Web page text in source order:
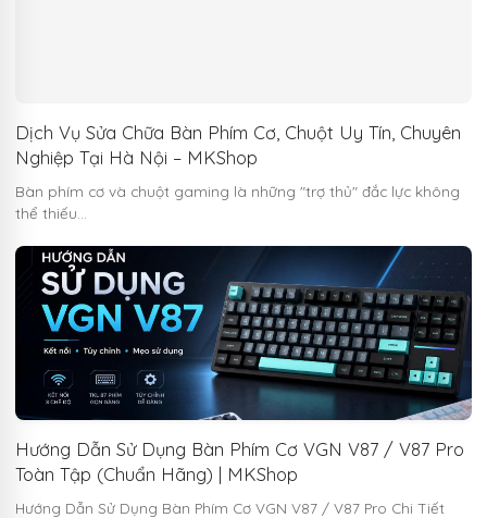
Dịch Vụ Sửa Chữa Bàn Phím Cơ, Chuột Uy Tín, Chuyên
Nghiệp Tại Hà Nội – MKShop
Bàn phím cơ và chuột gaming là những "trợ thủ" đắc lực không
thể thiếu…
Hướng Dẫn Sử Dụng Bàn Phím Cơ VGN V87 / V87 Pro
Toàn Tập (Chuẩn Hãng) | MKShop
Hướng Dẫn Sử Dụng Bàn Phím Cơ VGN V87 / V87 Pro Chi Tiết